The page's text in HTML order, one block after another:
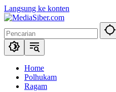
Langsung ke konten
Home
Polhukam
Ragam